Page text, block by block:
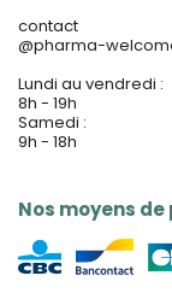
contact
@pharma-
Lundi au vendredi :
8h - 19h
Samedi :
9h - 18h
Nos moyens